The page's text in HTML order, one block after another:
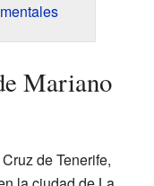
Mariano
de Tenerife,